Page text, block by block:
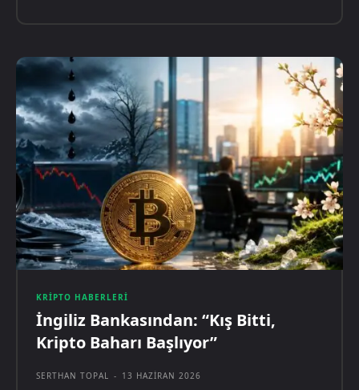
KRIPTO HABERLERI
İngiliz Bankasından: “Kış Bitti,
Kripto Baharı Başlıyor”
SERTHAN TOPAL - 13 HAZIRAN 2026